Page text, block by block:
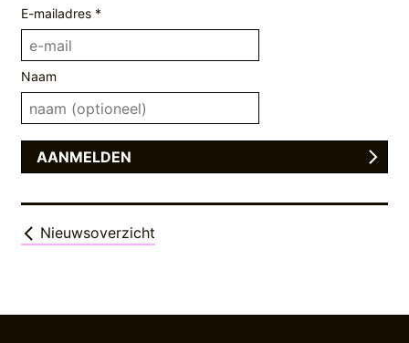
E-mailadres *
Naam
Nieuwsoverzicht